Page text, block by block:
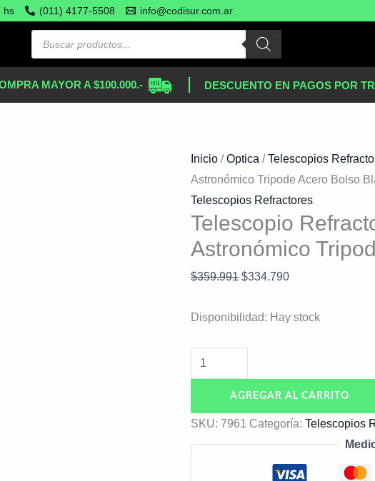
hs (011) 4177-5508 info@codisur.com.ar
MAYOR A $100.000.- DESCUENTO EN PAGOS POR
Inicio /Optica /Telescopios
Astronómico Tripode Acero Bolso
Telescopios Refractores
Telescopio
Astronómico
$359.991
precio
original
$359.991.
$334.790
$334.790.
Disponibilidad: Hay stock
Telescopio
Refractor
Tripode
Blanco
cantidad
AGREGAR AL CARRITO
SKU: 7961 Categoría: Telescopios